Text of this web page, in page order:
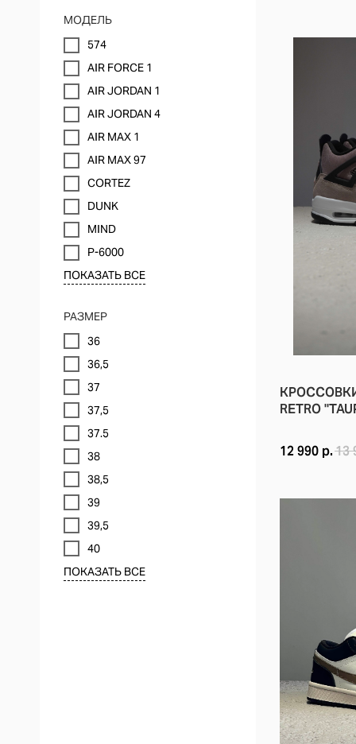
МОДЕЛЬ
574
AIR FORCE 1
AIR JORDAN 1
AIR JORDAN 4
AIR MAX 1
AIR MAX 97
CORTEZ
DUNK
MIND
P-6000
ПОКАЗАТЬ ВСЕ
РАЗМЕР
36
36,5
37
37,5
37.5
38
38,5
39
39,5
40
ПОКАЗАТЬ ВСЕ
КРОССОВКИ
RETRO
12 990 р.13